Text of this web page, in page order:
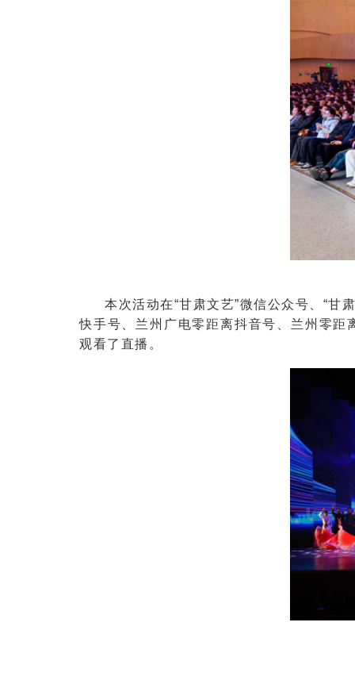
本次活动在“甘肃文艺”微信公众号、“甘
快手号、兰州广电零距离抖音号、兰州零
观看了直播。